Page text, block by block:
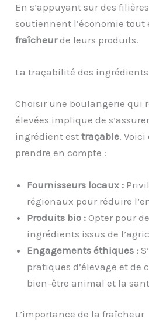
En s’appuyant sur des
soutiennent l’économie tout
fraîcheurde leurs produits.
La traçabilité des ingrédients
Choisir une boulangerie qui
élevées implique de
ingrédient esttraçable.
prendre en compte :
Fournisseurs locaux :
régionaux pour réduire
Produits bio : Opter pour
ingrédients issus de
Engagements éthiques :
pratiques d’élevage et de
bien-être animal et la
L’importance de la fraîcheur